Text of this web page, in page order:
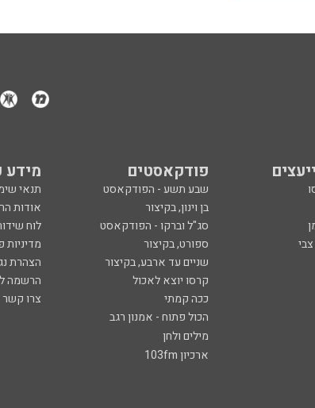
פודקאסטים מידע
שבע תשע - הפודקאסט
תנאי
בן וינון, בקיצור
אודות
סג"ל וברקו - הפודקאסט
לוח
ספורט, בקיצור
מדיניות
שניים עד ארבע, בקיצור
הצהרת
קרסו יוצא לאכול
הרשמה
ככה קמתי
צרו קשר
הכול פתוח - אמנון רגב
מילים ולחן
ארכיון 103fm